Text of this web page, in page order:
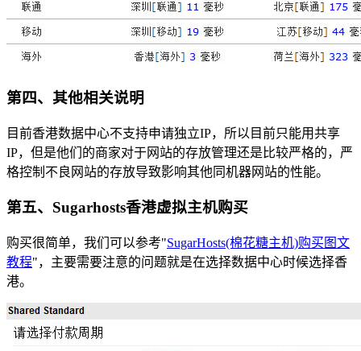
第四、其他相关说明
目前香港数据中心不支持申请独立IP，所以目前只能用共享
IP，但是他们的商家对于网站的存放管理还是比较严格的，严
格控制不良网站的存放导致影响其他同机器网站的性能。
第五、Sugarhosts香港虚拟主机购买
购买很简单，我们可以参考"SugarHosts(棉花糖主机)购买图文
教程"，主要需要注意的问题就是在选择数据中心时候选择香
港。